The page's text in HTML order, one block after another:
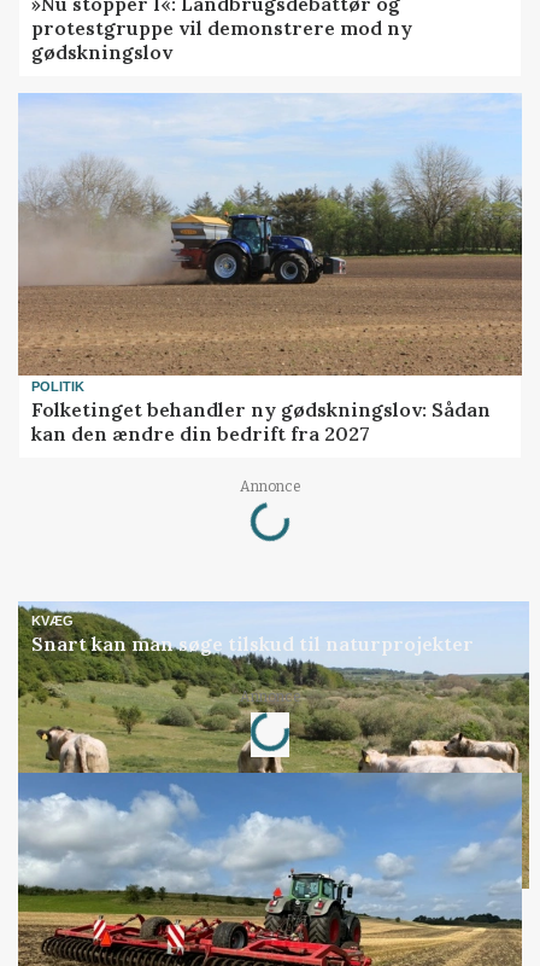
protestgruppe vil demonstrere mod ny
gødskningslov
POLITIK
Folketinget behandler ny gødskningslov: Sådan
kan den ændre din bedrift fra 2027
Annonce
Loading...
KVÆG
Snart kan man søge tilskud til naturprojekter
Annonce
Loading...